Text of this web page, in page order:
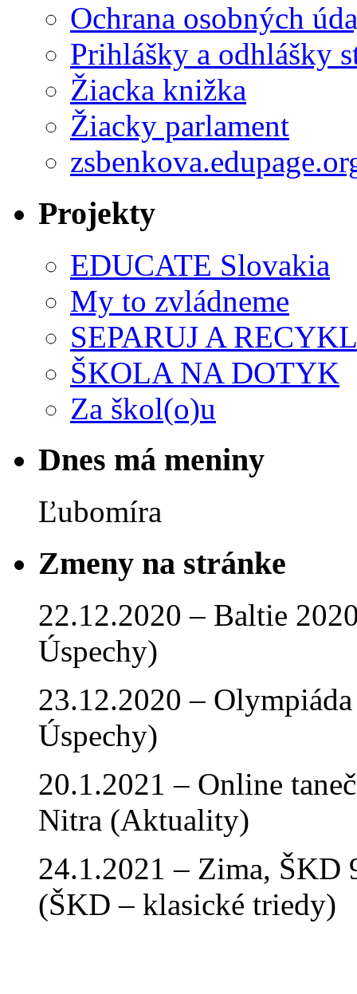
Ochrana osobných
Prihlášky a odhlášky
Žiacka knižka
Žiacky parlament
Projekty
EDUCATE Slovakia
My to zvládneme
SEPARUJ A
ŠKOLA NA DOTYK
Za škol(o)u
Dnes má meniny
Ľubomíra
Zmeny na stránke
22.12.2020 – Baltie
Úspechy)
23.12.2020 –
Úspechy)
20.1.2021 – Online
Nitra (Aktuality)
24.1.2021 – Zima, ŠKD
(ŠKD – klasické triedy)